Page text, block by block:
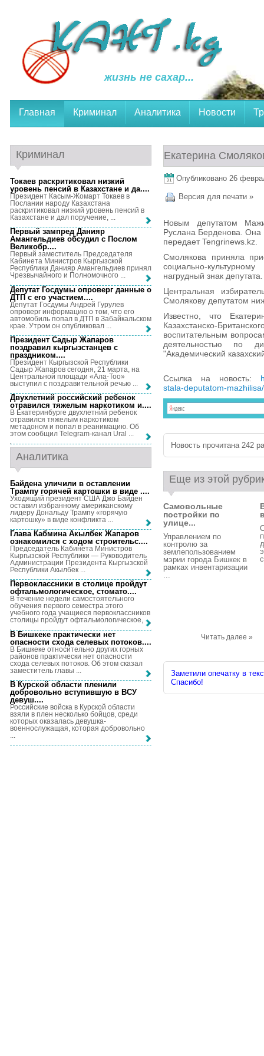
жизнь не сахар...
Главная Криминал Аналитика Новости
Екатерина
Опубликовано 26
Версия для печати »
Новым депутатом
Руслана Берденова.
передает Tengrinews.kz.
Смолякова приняла
социально-
нагрудный знак депутата.
Центральная
Смолякову депутатом
Известно, что
Казахстанско-
воспитательным
деятельностью по
"Академический
Ссылка на новость:
stala-deputatom-mazhilisa/
Новость прочитана 242
Еще из этой
Самовольные
постройки по
улице...
Управлением по
контролю за
землепользованием
мэрии города Бишкек в
рамках инвентаризации
...
Читать далее »
Заметили опечатку в
Спасибо!
Криминал
Токаев раскритиковал низкий
уровень пенсий в Казахстане и да....
Президент Касым-Жомарт Токаев в
Послании народу Казахстана
раскритиковал низкий уровень пенсий в
Казахстане и дал поручение, ...
Первый зампред Данияр
Амангельдиев обсудил с Послом
Великобр....
Первый заместитель Председателя
Кабинета Министров Кыргызской
Республики Данияр Амангельдиев принял
Чрезвычайного и Полномочного ...
Депутат Госдумы опроверг данные о
ДТП с его участием....
Депутат Госдумы Андрей Гурулев
опроверг информацию о том, что его
автомобиль попал в ДТП в Забайкальском
крае. Утром он опубликовал ...
Президент Садыр Жапаров
поздравил кыргызстанцев с
праздником....
Президент Кыргызской Республики
Садыр Жапаров сегодня, 21 марта, на
Центральной площади «Ала-Тоо»
выступил с поздравительной речью ...
Двухлетний российский ребенок
отравился тяжелым наркотиком и....
В Екатеринбурге двухлетний ребенок
отравился тяжелым наркотиком
метадоном и попал в реанимацию. Об
этом сообщил Telegram-канал Ural ...
Аналитика
Байдена уличили в оставлении
Трампу горячей картошки в виде ....
Уходящий президент США Джо Байден
оставил избранному американскому
лидеру Дональду Трампу «горячую
картошку» в виде конфликта ...
Глава Кабмина Акылбек Жапаров
ознакомился с ходом строительс....
Председатель Кабинета Министров
Кыргызской Республики — Руководитель
Администрации Президента Кыргызской
Республики Акылбек ...
Первоклассники в столице пройдут
офтальмологическое, стомато....
В течение недели самостоятельного
обучения первого семестра этого
учебного года учащиеся первоклассников
столицы пройдут офтальмологическое, ...
В Бишкеке практически нет
опасности схода селевых потоков....
В Бишкеке относительно других горных
районов практически нет опасности
схода селевых потоков. Об этом сказал
заместитель главы ...
В Курской области пленили
добровольно вступившую в ВСУ
девуш....
Российские войска в Курской области
взяли в плен несколько бойцов, среди
которых оказалась девушка-
военнослужащая, которая добровольно
...